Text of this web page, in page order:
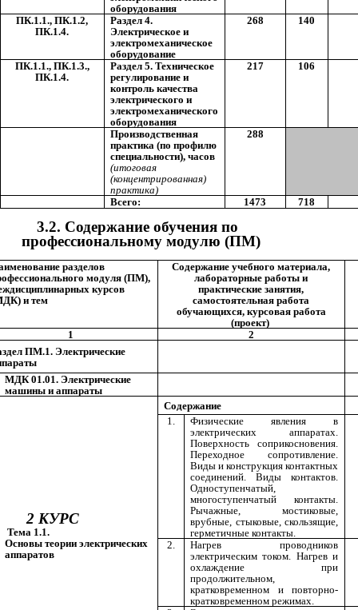
оборудования
ПК.1.1., ПК.1.2,
ПК.1.4.
Раздел 4.
Электрическое и
электромеханическое
оборудование
268 140
ПК.1.1., ПК.1.3.,
ПК.1.4.
Раздел 5. Техническое
регулирование и
контроль качества
электрического и
электромеханического
оборудования
217 106
Производственная
практика (по профилю
специальности), часов
(итоговая
(концентрированная)
практика)
288
Всего: 1473 718
3.2. Содержание обучения по
профессиональному модулю (ПМ)
разделов
модуля (ПМ),
курсов
и тем
Содержание учебного материала,
лабораторные работы и
практические занятия,
самостоятельная работа
обучающихся, курсовая работа
(проект)
1
2
ПМ.1. Электрические
МДК 01.01. Электрические
машины и аппараты
2 КУРС
1.1.
Основы теории электрических
аппаратов
Содержание
1.
Физические явления в
электрических аппаратах.
Поверхность соприкосновения.
Переходное сопротивление.
Виды и конструкция контактных
соединений. Виды контактов.
Одноступенчатый,
многоступенчатый контакты.
Рычажные, мостиковые,
врубные, стыковые, скользящие,
герметичные контакты.
2.
Нагрев проводников
электрическим током. Нагрев и
охлаждение при
продолжительном,
кратковременном и повторно-
кратковременном режимах.